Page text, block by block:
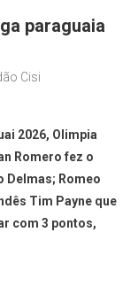
paraguaia
Cisi
2026, Olimpia
Romero fez o
Delmas; Romeo
Tim Payne que
com 3 pontos,